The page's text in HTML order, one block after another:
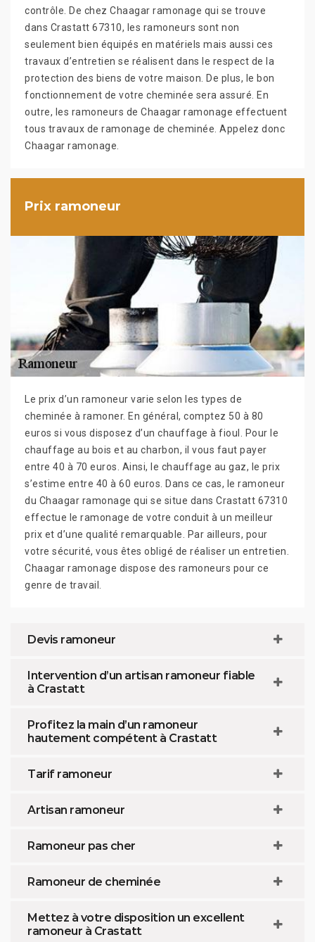
contrôle. De chez Chaagar ramonage qui se trouve
dans Crastatt 67310, les ramoneurs sont non
seulement bien équipés en matériels mais aussi ces
travaux d’entretien se réalisent dans le respect de la
protection des biens de votre maison. De plus, le bon
fonctionnement de votre cheminée sera assuré. En
outre, les ramoneurs de Chaagar ramonage effectuent
tous travaux de ramonage de cheminée. Appelez donc
Chaagar ramonage.
Prix ramoneur
Le prix d’un ramoneur varie selon les types de
cheminée à ramoner. En général, comptez 50 à 80
euros si vous disposez d’un chauffage à fioul. Pour le
chauffage au bois et au charbon, il vous faut payer
entre 40 à 70 euros. Ainsi, le chauffage au gaz, le prix
s’estime entre 40 à 60 euros. Dans ce cas, le ramoneur
du Chaagar ramonage qui se situe dans Crastatt 67310
effectue le ramonage de votre conduit à un meilleur
prix et d’une qualité remarquable. Par ailleurs, pour
votre sécurité, vous êtes obligé de réaliser un entretien.
Chaagar ramonage dispose des ramoneurs pour ce
genre de travail.
Devis ramoneur
Intervention d’un artisan ramoneur fiable
à Crastatt
Profitez la main d’un ramoneur
hautement compétent à Crastatt
Tarif ramoneur
Artisan ramoneur
Ramoneur pas cher
Ramoneur de cheminée
Mettez à votre disposition un excellent
ramoneur à Crastatt